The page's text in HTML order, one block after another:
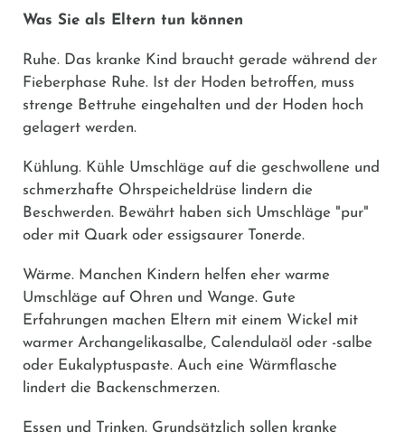
Was Sie als Eltern tun können
Ruhe. Das kranke Kind braucht gerade während der
Fieberphase Ruhe. Ist der Hoden betroffen, muss
strenge Bettruhe eingehalten und der Hoden hoch
gelagert werden.
Kühlung. Kühle Umschläge auf die geschwollene und
schmerzhafte Ohrspeicheldrüse lindern die
Beschwerden. Bewährt haben sich Umschläge "pur"
oder mit Quark oder essigsaurer Tonerde.
Wärme. Manchen Kindern helfen eher warme
Umschläge auf Ohren und Wange. Gute
Erfahrungen machen Eltern mit einem Wickel mit
warmer Archangelikasalbe, Calendulaöl oder -salbe
oder Eukalyptuspaste. Auch eine Wärmflasche
lindert die Backenschmerzen.
Essen und Trinken. Grundsätzlich sollen kranke